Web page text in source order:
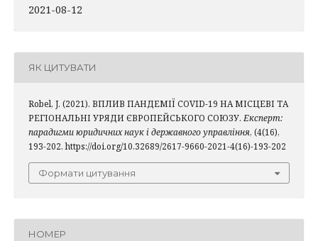
2021-08-12
ЯК ЦИТУВАТИ
Robel, J. (2021). ВПЛИВ ПАНДЕМІЇ COVID-19 НА МІСЦЕВІ ТА
РЕГІОНАЛЬНІ УРЯДИ ЄВРОПЕЙСЬКОГО СОЮЗУ. Експерт:
парадигми юридичних наук і державного управління, (4(16),
193-202. https://doi.org/10.32689/2617-9660-2021-4(16)-193-202
Формати цитування
НОМЕР